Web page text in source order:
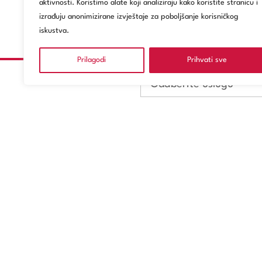
aktivnosti. Koristimo alate koji analiziraju kako koristite stranicu i
izrađuju anonimizirane izvještaje za poboljšanje korisničkog
iskustva.
Prilagodi Prihvati sve
Odaberite uslugu